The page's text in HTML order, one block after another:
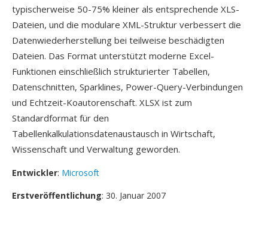
typischerweise 50-75% kleiner als entsprechende XLS-
Dateien, und die modulare XML-Struktur verbessert die
Datenwiederherstellung bei teilweise beschädigten
Dateien. Das Format unterstützt moderne Excel-
Funktionen einschließlich strukturierter Tabellen,
Datenschnitten, Sparklines, Power-Query-Verbindungen
und Echtzeit-Koautorenschaft. XLSX ist zum
Standardformat für den
Tabellenkalkulationsdatenaustausch in Wirtschaft,
Wissenschaft und Verwaltung geworden.
Entwickler: Microsoft
Erstveröffentlichung: 30. Januar 2007